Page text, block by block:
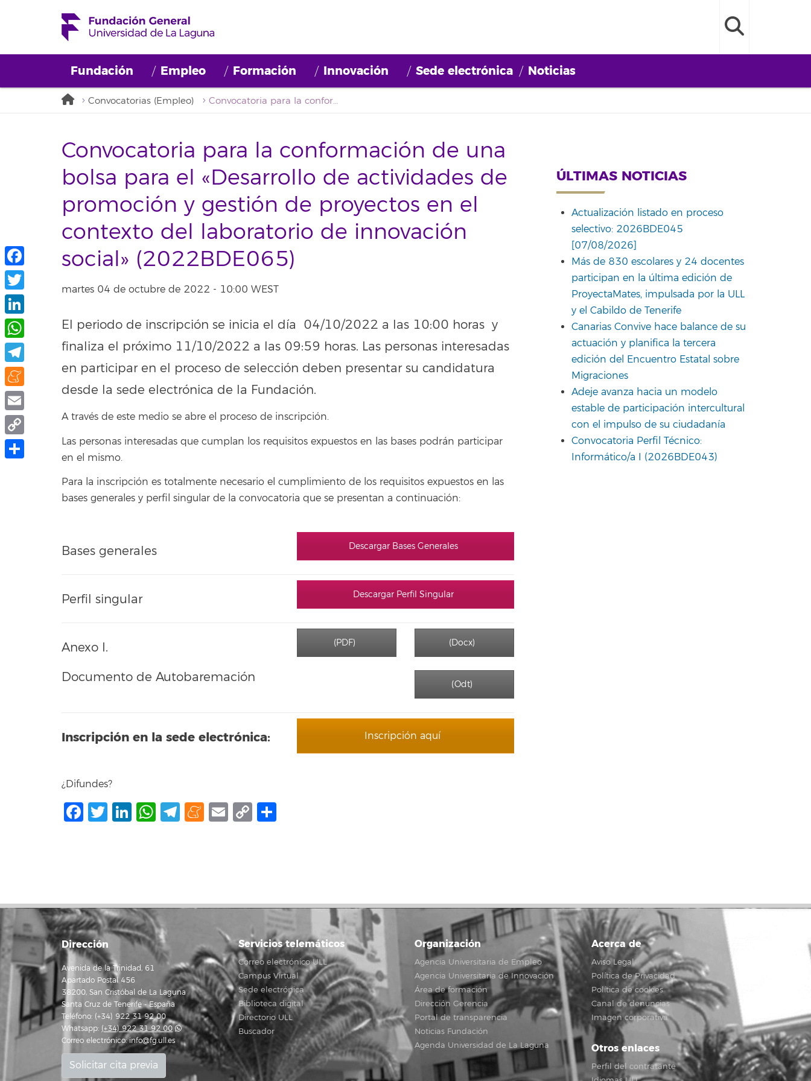
Fundación Empleo Formación Innovación Sede electrónica Noticias
Convocatorias (Empleo) Convocatoria para la conformación de una bolsa para el «Desarrollo de actividades de promoción y gestión de proyectos en el contexto del laboratorio de innovación social» (2022BDE065)
Convocatoria para la conformación de una
bolsa para el «Desarrollo de actividades de
promoción y gestión de proyectos en el
contexto del laboratorio de innovación
social» (2022BDE065)
martes 04 de octubre de 2022 - 10:00 WEST
El periodo de inscripción se inicia el día 04/10/2022 a las 10:00 horas y
finaliza el próximo 11/10/2022 a las 09:59 horas. Las personas interesadas
en participar en el proceso de selección deben presentar su candidatura
desde la sede electrónica de la Fundación.
A través de este medio se abre el proceso de inscripción.
Las personas interesadas que cumplan los requisitos expuestos en las bases podrán participar
en el mismo.
Para la inscripción es totalmente necesario el cumplimiento de los requisitos expuestos en las
bases generales y perfil singular de la convocatoria que se presentan a continuación:
Bases generales Descargar Bases Generales
Perfil singular Descargar Perfil Singular
Anexo I.
Documento de Autobaremación
(PDF) (Docx)
(Odt)
Inscripción en la sede electrónica: Inscripción aquí
¿Difundes?
Facebook
Twitter
LinkedIn
WhatsApp
Telegram
Meneame
Email
Copy
ÚLTIMAS NOTICIAS
Actualización listado en proceso
selectivo: 2026BDE045
[07/08/2026]
Más de 830 escolares y 24 docentes
participan en la última edición de
ProyectaMates, impulsada por la ULL
y el Cabildo de Tenerife
Canarias Convive hace balance de su
actuación y planifica la tercera
edición del Encuentro Estatal sobre
Migraciones
Adeje avanza hacia un modelo
estable de participación intercultural
con el impulso de su ciudadanía
Convocatoria Perfil Técnico:
Informático/a I (2026BDE043)
Dirección
Avenida de la Trinidad, 61
Apartado Postal 456
38200, San Cristóbal de La Laguna
Santa Cruz de Tenerife - España
Teléfono: (+34) 922 31 92 00
Whatsapp: (+34) 922 31 92 00
Correo electrónico:info@fg.ull.es
Solicitar cita previa
Servicios telemáticos
Correo electrónico ULL
Campus Virtual
Sede electrónica
Biblioteca digital
Directorio ULL
Buscador
Organización
Agencia Universitaria de Empleo
Agencia Universitaria de Innovación
Área de formación
Dirección Gerencia
Portal de transparencia
Noticias Fundación
Agenda Universidad de La Laguna
Acerca de
Aviso Legal
Política de Privacidad
Política de cookies
Canal de denuncias
Imagen corporativa
Otros enlaces
Perfil del contratante
Facebook
Twitter
LinkedIn
WhatsApp
Telegram
Meneame
Email
Copy